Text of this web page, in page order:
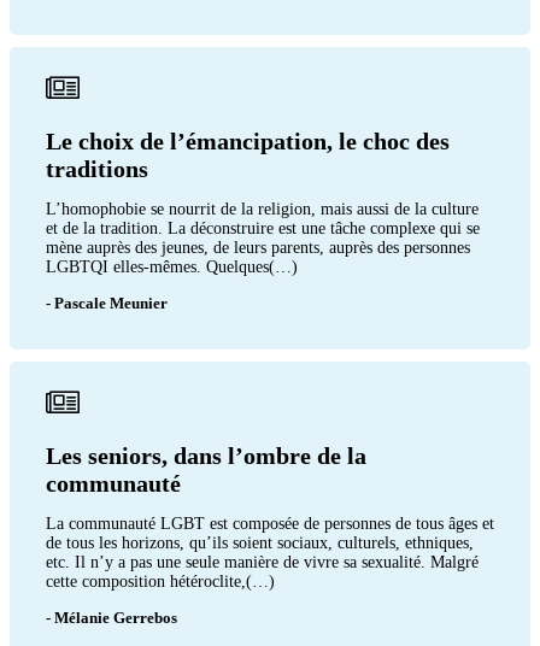
Le choix de l’émancipation, le choc des
traditions
L’homophobie se nourrit de la religion, mais aussi de la culture
et de la tradition. La déconstruire est une tâche complexe qui se
mène auprès des jeunes, de leurs parents, auprès des personnes
LGBTQI elles-mêmes. Quelques(…)
- Pascale Meunier
Les seniors, dans l’ombre de la
communauté
La communauté LGBT est composée de personnes de tous âges et
de tous les horizons, qu’ils soient sociaux, culturels, ethniques,
etc. Il n’y a pas une seule manière de vivre sa sexualité. Malgré
cette composition hétéroclite,(…)
- Mélanie Gerrebos